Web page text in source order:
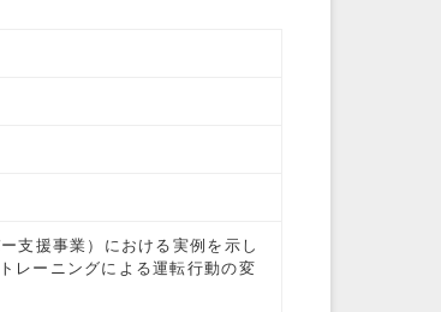
支援事業）における実例を示し
レーニングによる運転行動の変